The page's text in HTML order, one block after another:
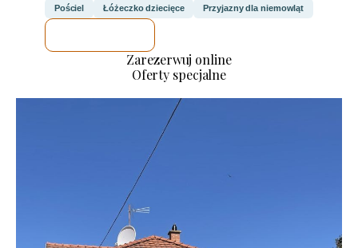
Pościel Łóżeczko dziecięce Przyjazny dla niemowląt
Zarezerwuj online
Oferty specjalne